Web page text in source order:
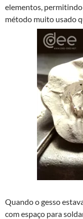
elementos, permitindo
método muito usado
Quando o gesso
com espaço para